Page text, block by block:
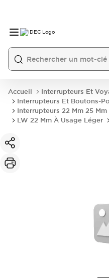
Accueil
Interrupteurs Et
Interrupteurs Et Boutons-
Interrupteurs 22 Mm 25 Mm
LW 22 Mm À Usage Léger